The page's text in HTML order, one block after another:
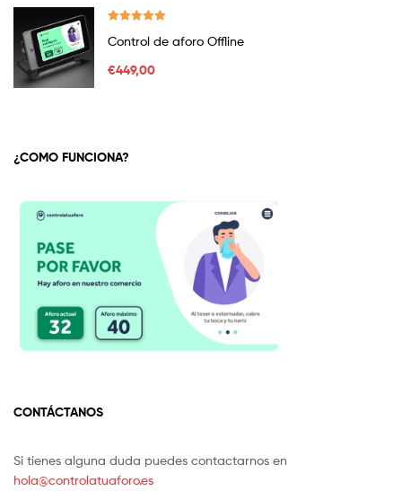
2.23de 5
Control de aforo Offline
€449,00
¿COMO FUNCIONA?
CONTÁCTANOS
Si tienes alguna duda puedes contactarnos en
hola@controlatuaforo.es